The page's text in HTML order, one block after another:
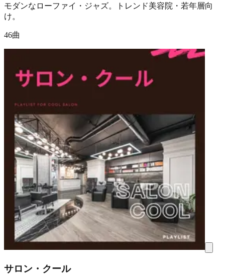
モダンなローファイ・ジャズ。トレンド美容院・若年層向
け。
46曲
サロン・クール